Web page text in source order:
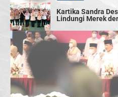
Kartika Sandra
Lindungi Merek